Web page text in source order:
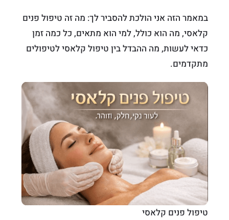
במאמר הזה אני הולכת להסביר לך: מה זה טיפול פנים
קלאסי, מה הוא כולל, למי הוא מתאים, כל כמה זמן
כדאי לעשות, מה ההבדל בין טיפול קלאסי לטיפולים
מתקדמים.
טיפול פנים קלאסי